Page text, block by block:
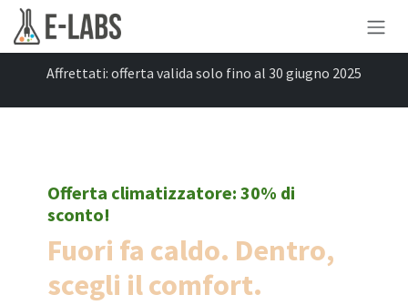
Passa al contenuto
Affrettati: offerta valida solo fino al 30 giugno 2025
Offerta climatizzatore: 30% di
sconto!
Fuori fa caldo. Dentro,
scegli il comfort.